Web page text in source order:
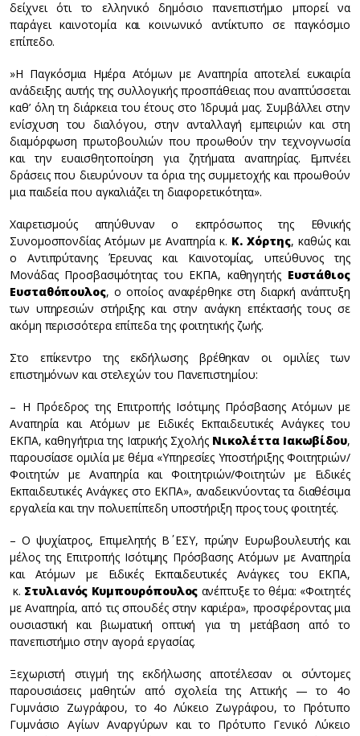
δείχνει ότι το ελληνικό δημόσιο πανεπιστήμιο μπορεί να
παράγει καινοτομία και κοινωνικό αντίκτυπο σε παγκόσμιο
επίπεδο.
»Η Παγκόσμια Ημέρα Ατόμων με Αναπηρία αποτελεί ευκαιρία
ανάδειξης αυτής της συλλογικής προσπάθειας που αναπτύσσεται
καθ’ όλη τη διάρκεια του έτους στο Ίδρυμά μας. Συμβάλλει στην
ενίσχυση του διαλόγου, στην ανταλλαγή εμπειριών και στη
διαμόρφωση πρωτοβουλιών που προωθούν την τεχνογνωσία
και την ευαισθητοποίηση για ζητήματα αναπηρίας. Εμπνέει
δράσεις που διευρύνουν τα όρια της συμμετοχής και προωθούν
μια παιδεία που αγκαλιάζει τη διαφορετικότητα».
Χαιρετισμούς απηύθυναν o εκπρόσωπος της Εθνικής
Συνομοσπονδίας Ατόμων με Αναπηρία κ. Κ. Χόρτης, καθώς και
ο Αντιπρύτανης Έρευνας και Καινοτομίας, υπεύθυνος της
Μονάδας Προσβασιμότητας του ΕΚΠΑ, καθηγητήςΕυστάθιος
Ευσταθόπουλος, ο οποίος αναφέρθηκε στη διαρκή ανάπτυξη
των υπηρεσιών στήριξης και στην ανάγκη επέκτασής τους σε
ακόμη περισσότερα επίπεδα της φοιτητικής ζωής.
Στο επίκεντρο της εκδήλωσης βρέθηκαν οι ομιλίες των
επιστημόνων και στελεχών του Πανεπιστημίου:
– Η Πρόεδρος της Επιτροπής Ισότιμης Πρόσβασης Ατόμων με
Αναπηρία και Ατόμων με Ειδικές Εκπαιδευτικές Ανάγκες του
ΕΚΠΑ, καθηγήτρια της Ιατρικής ΣχολήςΝικολέττα Ιακωβίδου,
παρουσίασε ομιλία με θέμα «Υπηρεσίες Υποστήριξης Φοιτητριών/
Φοιτητών με Αναπηρία και Φοιτητριών/Φοιτητών με Ειδικές
Εκπαιδευτικές Ανάγκες στο ΕΚΠΑ», αναδεικνύοντας τα διαθέσιμα
εργαλεία και την πολυεπίπεδη υποστήριξη προς τους φοιτητές.
– Ο ψυχίατρος, Επιμελητής Β΄ ΕΣΥ, πρώην Ευρωβουλευτής και
μέλος της Επιτροπής Ισότιμης Πρόσβασης Ατόμων με Αναπηρία
και Ατόμων με Ειδικές Εκπαιδευτικές Ανάγκες του ΕΚΠΑ,
κ. Στυλιανός Κυμπουρόπουλος ανέπτυξε το θέμα: «Φοιτητές
με Αναπηρία, από τις σπουδές στην καριέρα», προσφέροντας μια
ουσιαστική και βιωματική οπτική για τη μετάβαση από το
πανεπιστήμιο στην αγορά εργασίας.
Ξεχωριστή στιγμή της εκδήλωσης αποτέλεσαν οι σύντομες
παρουσιάσεις μαθητών από σχολεία της Αττικής — το 4ο
Γυμνάσιο Ζωγράφου, το 4ο Λύκειο Ζωγράφου, το Πρότυπο
Γυμνάσιο Αγίων Αναργύρων και το Πρότυπο Γενικό Λύκειο